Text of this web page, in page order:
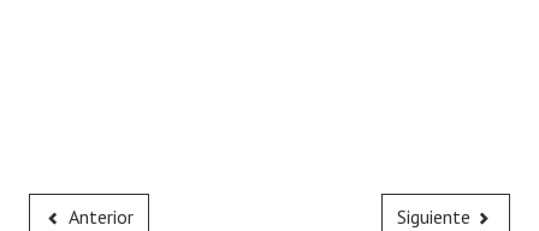
Anterior Siguiente